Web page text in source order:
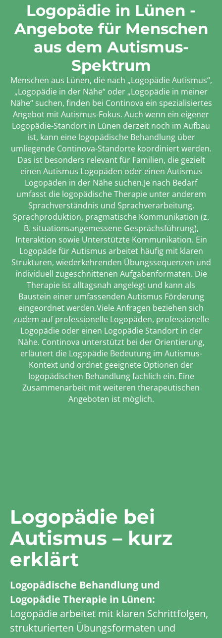
Logopädie in Lünen -
Angebote für Menschen
aus dem Autismus-
Spektrum
Menschen aus Lünen, die nach „Logopädie Autismus“,
„Logopädie in der Nähe“ oder „Logopädie in meiner
Nähe“ suchen, finden bei Continova ein spezialisiertes
Angebot mit Autismus-Fokus. Auch wenn ein eigener
Logopädie-Standort in Lünen derzeit noch im Aufbau
ist, kann eine logopädische Behandlung über
umliegende Continova-Standorte koordiniert werden.
Das ist besonders relevant für Familien, die gezielt
einen Autismus Logopäden oder einen Autismus
Logopäden in der Nähe suchen.Je nach Bedarf
umfasst die logopädische Therapie unter anderem
Sprachverständnis und Sprachverarbeitung,
Sprachproduktion, pragmatische Kommunikation (z.
B. situationsangemessene Gesprächsführung),
Interaktion sowie Unterstützte Kommunikation. Ein
Logopäde für Autismus arbeitet häufig mit klaren
Strukturen, wiederkehrenden Übungssequenzen und
individuell zugeschnittenen Aufgabenformaten. Die
Therapie ist alltagsnah angelegt und kann als
Baustein einer umfassenden Autismus Förderung
eingeordnet werden.Viele Anfragen beziehen sich
zudem auf professionelle Logopäden, professionelle
Logopädie oder einen Logopädie Standort in der
Nähe. Continova unterstützt bei der Orientierung,
erläutert die Logopädie Bedeutung im Autismus-
Kontext und ordnet geeignete Optionen der
logopädischen Behandlung fachlich ein. Eine
Zusammenarbeit mit weiteren therapeutischen
Angeboten ist möglich.
Logopädie bei
Autismus – kurz
erklärt
Logopädische Behandlung und
Logopädie Therapie in Lünen:
Logopädie arbeitet mit klaren Schrittfolgen,
strukturierten Übungsformaten und